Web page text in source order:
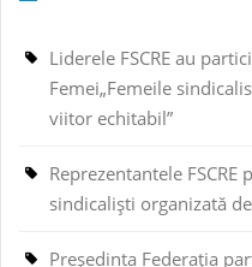
Liderele FSCRE au
Femei„Femeile
viitor echitabil”
Reprezentantele
sindicaliști organizată de
Președinta Federația